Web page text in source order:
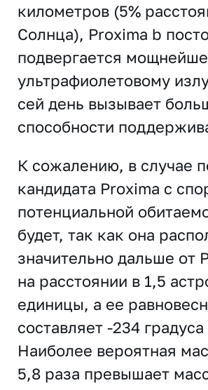
километров (5%
Солнца), Proxima b
подвергается
ультрафиолетовому
сей день вызывает
способности
К сожалению, в случае
кандидата Proxima с
потенциальной
будет, так как она
значительно дальше от
на расстоянии в 1,5
единицы, а ее
составляет -234
Наиболее вероятная
5,8 раза превышает